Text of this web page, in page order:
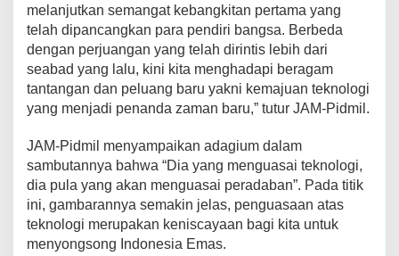
melanjutkan semangat kebangkitan pertama yang
telah dipancangkan para pendiri bangsa. Berbeda
dengan perjuangan yang telah dirintis lebih dari
seabad yang lalu, kini kita menghadapi beragam
tantangan dan peluang baru yakni kemajuan teknologi
yang menjadi penanda zaman baru,” tutur JAM-Pidmil.
JAM-Pidmil menyampaikan adagium dalam
sambutannya bahwa “Dia yang menguasai teknologi,
dia pula yang akan menguasai peradaban”. Pada titik
ini, gambarannya semakin jelas, penguasaan atas
teknologi merupakan keniscayaan bagi kita untuk
menyongsong Indonesia Emas.